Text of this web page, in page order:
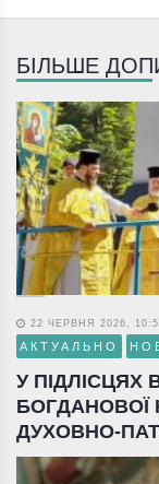
БІЛЬШЕ
22 ЧЕРВНЯ 2026,
АКТУАЛЬНО
У ПІДЛІСЦЯХ
БОГДАНОВОЇ
ДУХОВНО-